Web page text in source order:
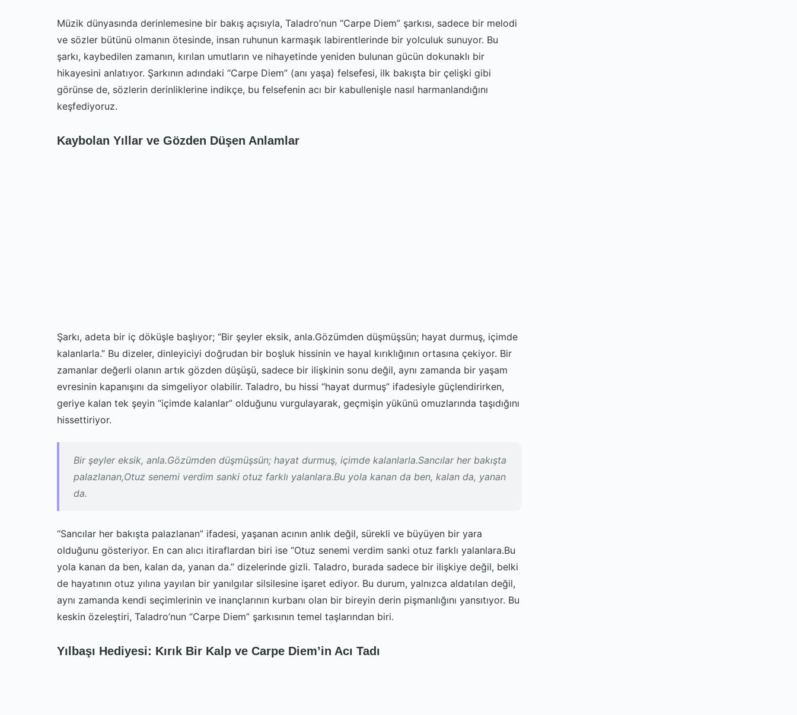
Müzik dünyasında derinlemesine bir bakış açısıyla, Taladro’nun “Carpe Diem” şarkısı, sadece bir melodi
ve sözler bütünü olmanın ötesinde, insan ruhunun karmaşık labirentlerinde bir yolculuk sunuyor. Bu
şarkı, kaybedilen zamanın, kırılan umutların ve nihayetinde yeniden bulunan gücün dokunaklı bir
hikayesini anlatıyor. Şarkının adındaki “Carpe Diem” (anı yaşa) felsefesi, ilk bakışta bir çelişki gibi
görünse de, sözlerin derinliklerine indikçe, bu felsefenin acı bir kabullenişle nasıl harmanlandığını
keşfediyoruz.
Kaybolan Yıllar ve Gözden Düşen Anlamlar
Şarkı, adeta bir iç döküşle başlıyor; “Bir şeyler eksik, anla.Gözümden düşmüşsün; hayat durmuş, içimde
kalanlarla.” Bu dizeler, dinleyiciyi doğrudan bir boşluk hissinin ve hayal kırıklığının ortasına çekiyor. Bir
zamanlar değerli olanın artık gözden düşüşü, sadece bir ilişkinin sonu değil, aynı zamanda bir yaşam
evresinin kapanışını da simgeliyor olabilir. Taladro, bu hissi “hayat durmuş” ifadesiyle güçlendirirken,
geriye kalan tek şeyin “içimde kalanlar” olduğunu vurgulayarak, geçmişin yükünü omuzlarında taşıdığını
hissettiriyor.
Bir şeyler eksik, anla.Gözümden düşmüşsün; hayat durmuş, içimde kalanlarla.Sancılar her bakışta
palazlanan,Otuz senemi verdim sanki otuz farklı yalanlara.Bu yola kanan da ben, kalan da, yanan
da.
“Sancılar her bakışta palazlanan” ifadesi, yaşanan acının anlık değil, sürekli ve büyüyen bir yara
olduğunu gösteriyor. En can alıcı itiraflardan biri ise “Otuz senemi verdim sanki otuz farklı yalanlara.Bu
yola kanan da ben, kalan da, yanan da.” dizelerinde gizli. Taladro, burada sadece bir ilişkiye değil, belki
de hayatının otuz yılına yayılan bir yanılgılar silsilesine işaret ediyor. Bu durum, yalnızca aldatılan değil,
aynı zamanda kendi seçimlerinin ve inançlarının kurbanı olan bir bireyin derin pişmanlığını yansıtıyor. Bu
keskin özeleştiri, Taladro’nun “Carpe Diem” şarkısının temel taşlarından biri.
Yılbaşı Hediyesi: Kırık Bir Kalp ve Carpe Diem’in Acı Tadı